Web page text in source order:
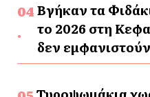
Βγήκαν τα
το 2026 στη
δεν εμφανιστούν